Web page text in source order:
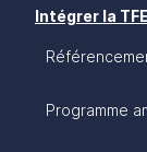
Intégrer la
Programme